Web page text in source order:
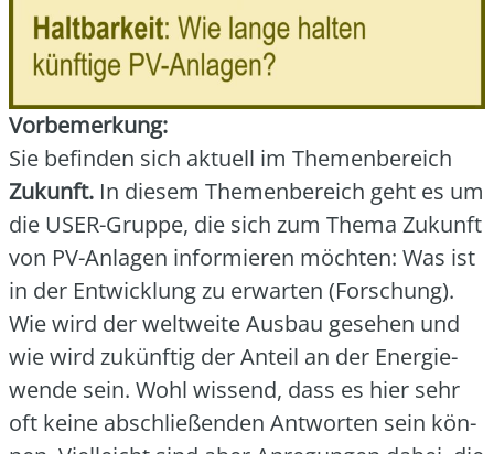
Vor­be­mer­kung:
Sie befin­den sich aktu­ell im The­men­be­reich
Zukunft. In die­sem The­men­be­reich geht es um
die USER-Grup­pe, die sich zum The­ma Zukunft
von PV-Anla­gen infor­mie­ren möch­ten: Was ist
in der Ent­wick­lung zu erwar­ten (For­schung).
Wie wird der welt­wei­te Aus­bau gese­hen und
wie wird zukünf­tig der Anteil an der Ener­gie­
wen­de sein. Wohl wis­send, dass es hier sehr
oft kei­ne abschlie­ßen­den Ant­wor­ten sein kön­